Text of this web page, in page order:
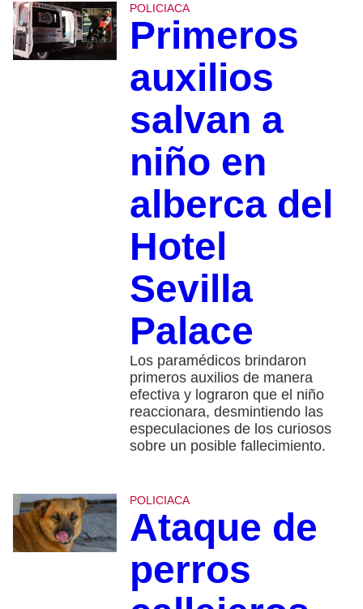
POLICIACA
Primeros
auxilios
salvan a
niño en
alberca del
Hotel
Sevilla
Palace
Los paramédicos brindaron
primeros auxilios de manera
efectiva y lograron que el niño
reaccionara, desmintiendo las
especulaciones de los curiosos
sobre un posible fallecimiento.
POLICIACA
Ataque de
perros